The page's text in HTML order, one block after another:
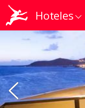
Hoteles